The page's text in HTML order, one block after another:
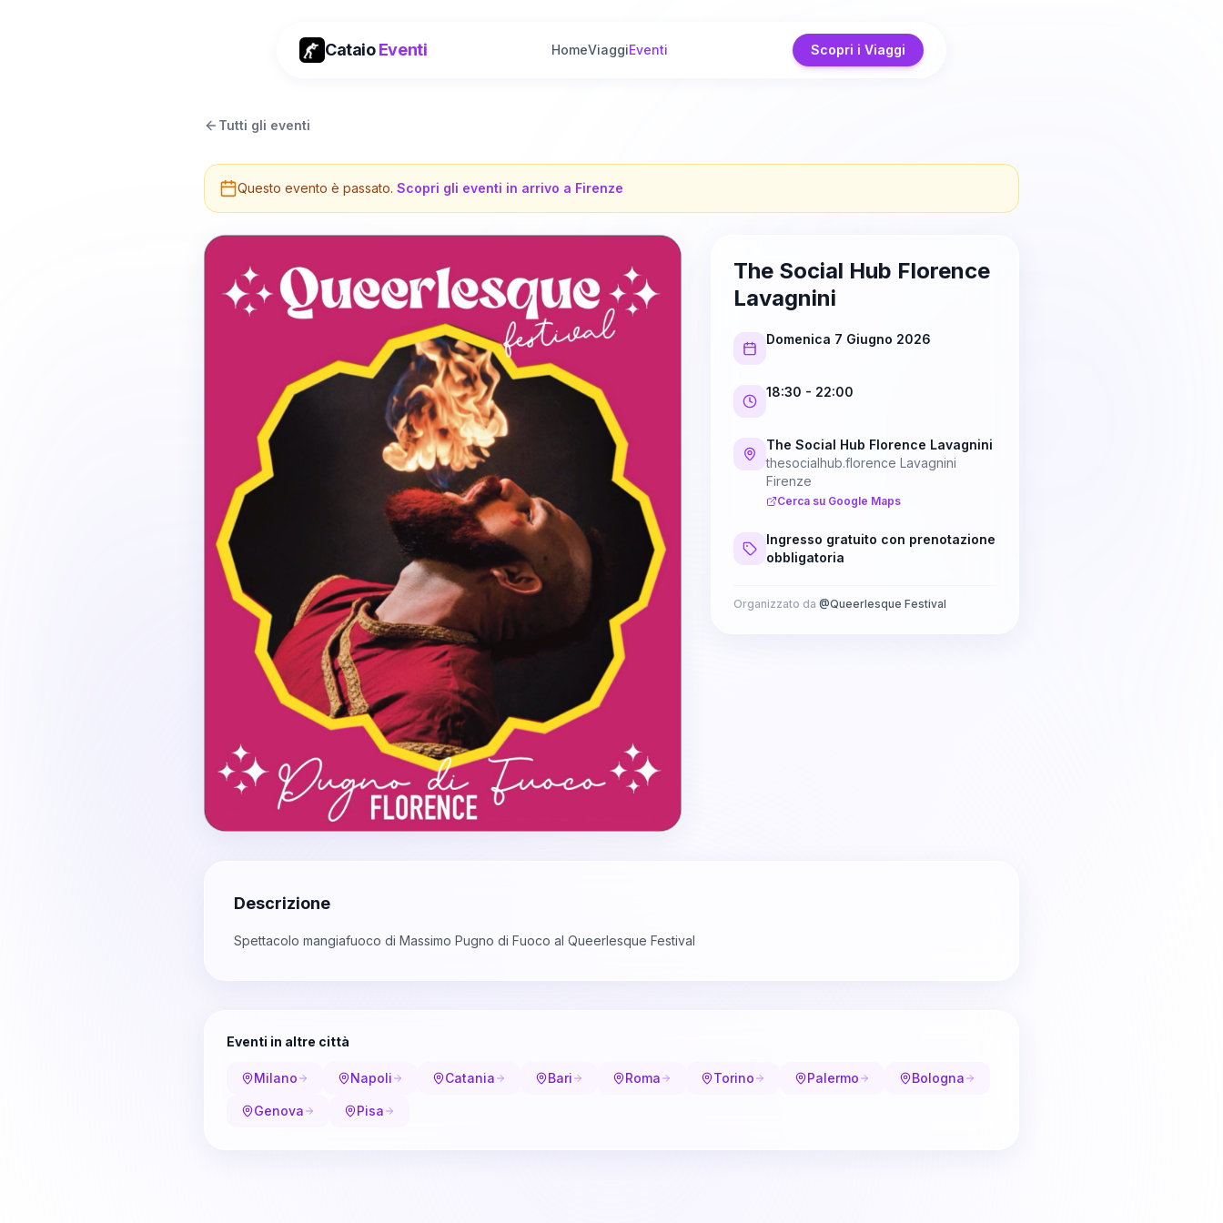
CataioEventi HomeViaggiEventi Scopri i Viaggi
Tutti gli eventi
Questo evento è passato. Scopri gli eventi in arrivo a Firenze
The Social Hub Florence
Lavagnini
Domenica 7 Giugno 2026
18:30 - 22:00
The Social Hub Florence Lavagnini
thesocialhub.florence Lavagnini
Firenze
Cerca su Google Maps
Ingresso gratuito con prenotazione
obbligatoria
Organizzato da @Queerlesque Festival
Descrizione
Spettacolo mangiafuoco di Massimo Pugno di Fuoco al Queerlesque Festival
Eventi in altre città
Milano Napoli Catania Bari Roma Torino Palermo Bologna
Genova Pisa